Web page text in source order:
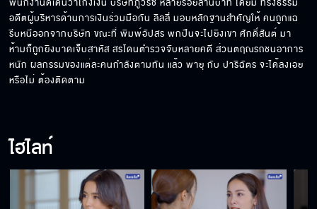
พูดเองว่ายอมทุกอย่าง
อดีตผู้บริหารด้านการเงินร่วมมือกัน ลิลลี่ มอบหลักฐานสำคัญให้ คนถูกแฉ
รีบหนีออกจากบริษัท ขณะที่ พิมพ์อัปสร พกปืนจะไปยิงเขา ศักดิ์สันต์ มา
ห้ามก็ถูกยิงบาดเจ็บสาหัส สรโดนตำรวจจับหลายคดี ส่วนตฤณรถชนอาการ
หนัก ผลกรรมของแต่ละคนกำลังตามทัน แล้ว พายุ กับ ปาริฉัตร จะได้ลงเอย
หรือไม่ ต้องติดตาม
ไฮไลท์